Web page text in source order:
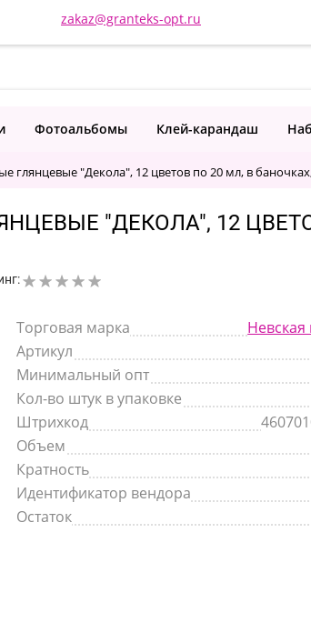
zakaz@granteks-opt.ru
Фотоальбомы Клей-карандаш
глянцевые "Декола", 12 цветов по 20 мл, в
"ДЕКОЛА", 12
Торговая марка
Невская
Артикул
Минимальный опт
Кол-во штук в упаковке
Штрихкод
Объем
Кратность
Идентификатор вендора
Остаток